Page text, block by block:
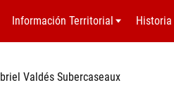
Información Territorial
Valdés Subercaseaux